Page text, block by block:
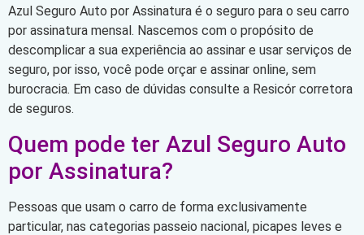
Azul Seguro Auto por Assinatura é o seguro para o seu carro
por assinatura mensal. Nascemos com o propósito de
descomplicar a sua experiência ao assinar e usar serviços de
seguro, por isso, você pode orçar e assinar online, sem
burocracia. Em caso de dúvidas consulte a Resicór corretora
de seguros.
Quem pode ter Azul Seguro Auto
por Assinatura?
Pessoas que usam o carro de forma exclusivamente
particular, nas categorias passeio nacional, picapes leves e